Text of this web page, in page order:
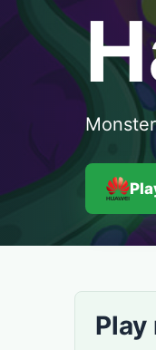
Play